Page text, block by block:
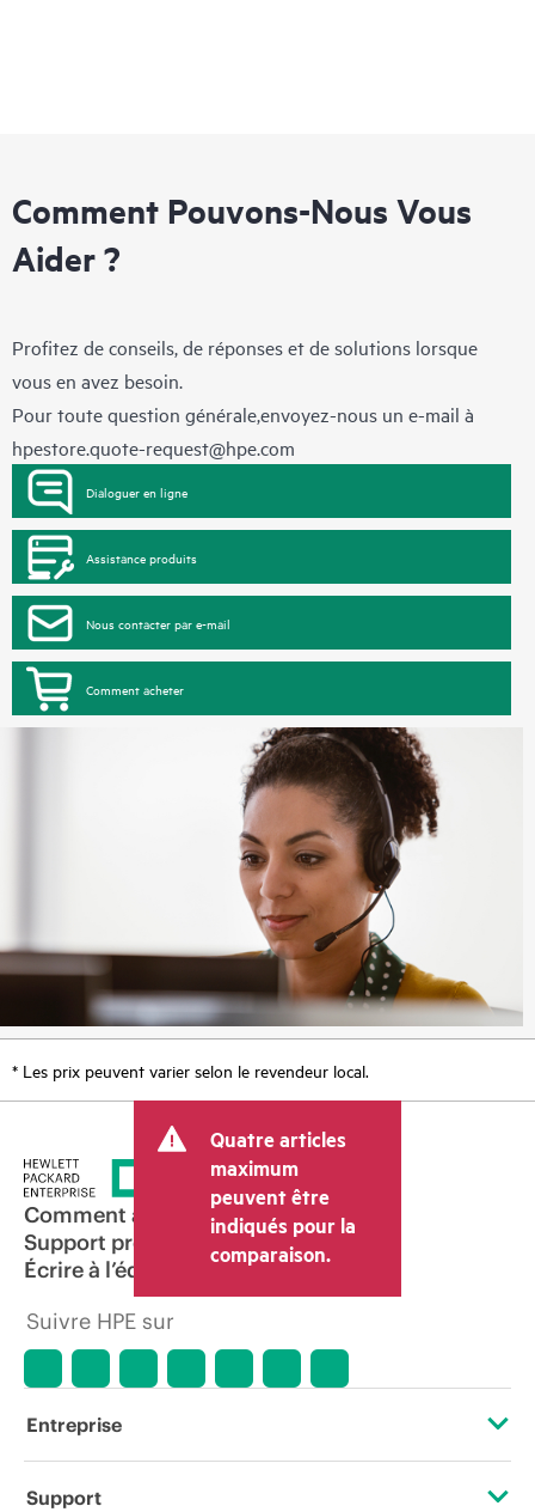
Comment Pouvons-Nous Vous
Aider ?
Profitez de conseils, de réponses et de solutions lorsque
vous en avez besoin.
Pour toute question générale,envoyez-nous un e-mail à
hpestore.quote-request@hpe.com
Dialoguer en ligne
Assistance produits
Nous contacter par e-mail
Comment acheter
* Les prix peuvent varier selon le revendeur local.
Quatre articles
maximum
peuvent être
indiqués pour la
comparaison.
Comment acheter
Support produit
Écrire à l’équipe commerciale
Suivre HPE sur
Entreprise
À propos de HPE
Support